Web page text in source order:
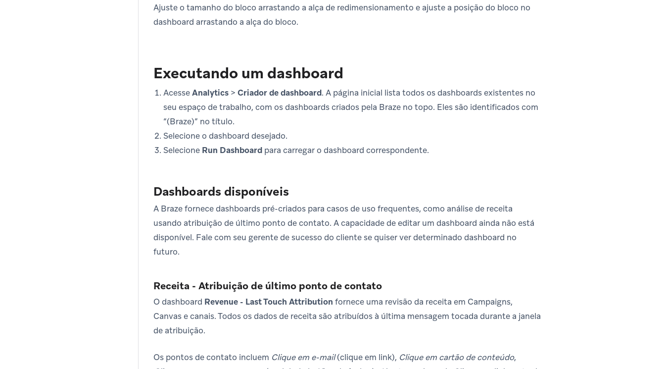
Ajuste o tamanho do bloco arrastando a alça de redimensionamento e ajuste a posição do bloco no
dashboard arrastando a alça do bloco.
Executando um dashboard
AcesseAnalytics > Criador de dashboard. A página inicial lista todos os dashboards existentes no
seu espaço de trabalho, com os dashboards criados pela Braze no topo. Eles são identificados com
“(Braze)” no título.
Selecione o dashboard desejado.
Selecione Run Dashboard para carregar o dashboard correspondente.
Dashboards disponíveis
A Braze fornece dashboards pré-criados para casos de uso frequentes, como análise de receita
usando atribuição de último ponto de contato. A capacidade de editar um dashboard ainda não está
disponível. Fale com seu gerente de sucesso do cliente se quiser ver determinado dashboard no
futuro.
Receita - Atribuição de último ponto de contato
O dashboard Revenue - Last Touch Attribution fornece uma revisão da receita em Campaigns,
Canvas e canais. Todos os dados de receita são atribuídos à última mensagem tocada durante a janela
de atribuição.
Os pontos de contato incluem Clique em e-mail(clique em link), Clique em cartão de conteúdo,